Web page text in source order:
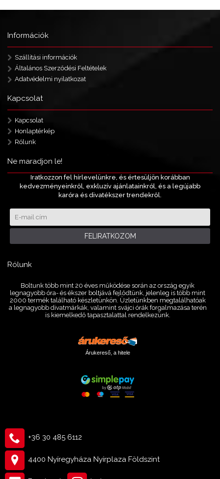
Információk
Szállítási információk
Általános Szerződési Feltételek
Adatvédelmi nyilatkozat
Kapcsolat
Kapcsolat
Honlaptérkép
Rólunk
Ne maradjon le!
Iratkozzon fel hírlevelünkre, és értesüljön korábban
kedvezményeinkről, exkluzív ajánlatainkról, és a legújabb
karóra és divatékszer trendekről.
FELIRATKOZOM
Rólunk
Boltunk több mint 20 éves működése során az ország egyik
legnagyobb óra- és ékszer boltjává fejlődtünk, jelenleg is több mint
2000 termék található készletünkön. Üzletünkben megtalálhatóak
a legnagyobb divatmárkák, valamint svájci órák forgalmazása terén
is kiemelkedő tapasztalattal rendelkezünk.
Árukereső, a hitele
+36 30 485 6112
4400 Nyíregyháza Nyírplaza Földszint